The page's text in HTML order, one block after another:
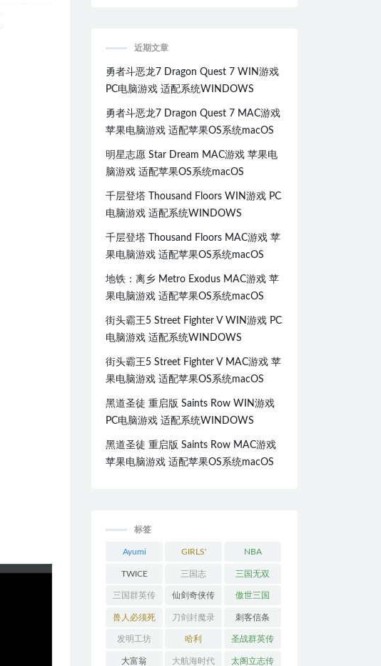
近期文章
勇者斗恶龙7 Dragon Quest 7 WIN游戏
PC电脑游戏 适配系统WINDOWS
勇者斗恶龙7 Dragon Quest 7 MAC游戏
苹果电脑游戏 适配苹果OS系统macOS
明星志愿 Star Dream MAC游戏 苹果电
脑游戏 适配苹果OS系统macOS
千层登塔 Thousand Floors WIN游戏 PC
电脑游戏 适配系统WINDOWS
千层登塔 Thousand Floors MAC游戏 苹
果电脑游戏 适配苹果OS系统macOS
地铁：离乡 Metro Exodus MAC游戏 苹
果电脑游戏 适配苹果OS系统macOS
街头霸王5 Street Fighter V WIN游戏 PC
电脑游戏 适配系统WINDOWS
街头霸王5 Street Fighter V MAC游戏 苹
果电脑游戏 适配苹果OS系统macOS
黑道圣徒 重启版 Saints Row WIN游戏
PC电脑游戏 适配系统WINDOWS
黑道圣徒 重启版 Saints Row MAC游戏
苹果电脑游戏 适配苹果OS系统macOS
标签
Ayumi
Hamasaki
GIRLS'
GENERATI
ON
NBA
TWICE 三国志 三国无双
三国群英传 仙剑奇侠传 傲世三国
兽人必须死 刀剑封魔录 刺客信条
发明工坊 哈利 圣战群英传
大富翁 大航海时代 太阁立志传